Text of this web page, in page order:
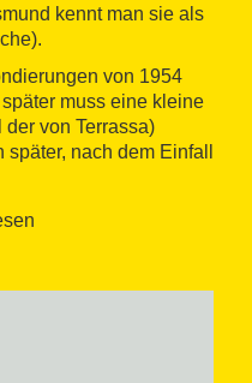
kennt man sie als
von 1954
muss eine kleine
von Terrassa)
nach dem Einfall